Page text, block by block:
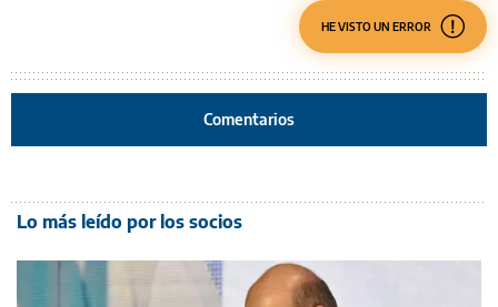
HE VISTO UN ERROR
Comentarios
Lo más leído por los socios